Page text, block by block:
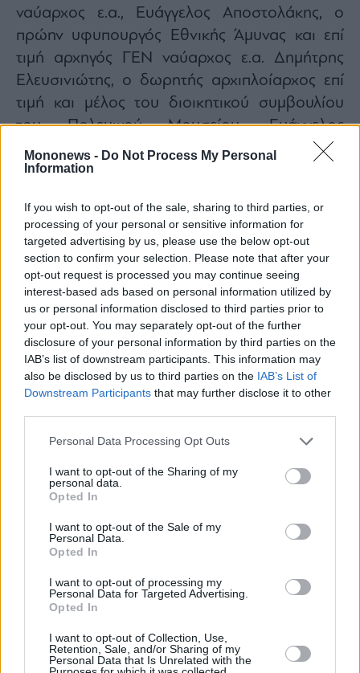
Mononews - Do Not Process My Personal
Information
If you wish to opt-out of the sale, sharing to third parties, or
processing of your personal or sensitive information for
targeted advertising by us, please use the below opt-out
section to confirm your selection. Please note that after your
opt-out request is processed you may continue seeing
interest-based ads based on personal information utilized by
us or personal information disclosed to third parties prior to
your opt-out. You may separately opt-out of the further
disclosure of your personal information by third parties on the
IAB’s list of downstream participants. This information may
also be disclosed by us to third parties on the IAB’s List of
Downstream Participants that may further disclose it to other
Personal Data Processing Opt Outs
I want to opt-out of the Sharing of my
personal data.
Opted In
I want to opt-out of the Sale of my
Personal Data.
Opted In
I want to opt-out of processing my
Personal Data for Targeted Advertising.
Opted In
I want to opt-out of Collection, Use,
Retention, Sale, and/or Sharing of my
Personal Data that Is Unrelated with the
ναύαρχος ε.α., Ευάγγελος Αποστολάκης, ο
πρώην υφυπουργός Εθνικής Άμυνας και επί
τιμή αρχηγός ΓΕΝ ναύαρχος ε.α. Δημήτρης
Ελευσινιώτης, ο δωρητής αρχιπλοίαρχος επί
τιμή και μέλος του διοικητικού συμβουλίου
του Πολεμικού Μουσείου, Ευάγγελος
Αγγελάκος και μέλη της οικογένειάς του.